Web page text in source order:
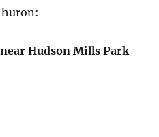
Hudson Mills Park